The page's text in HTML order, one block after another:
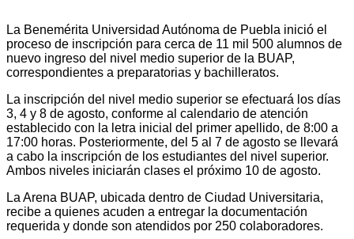
La Benemérita Universidad Autónoma de Puebla inició el
proceso de inscripción para cerca de 11 mil 500 alumnos de
nuevo ingreso del nivel medio superior de la BUAP,
correspondientes a preparatorias y bachilleratos.
La inscripción del nivel medio superior se efectuará los días
3, 4 y 8 de agosto, conforme al calendario de atención
establecido con la letra inicial del primer apellido, de 8:00 a
17:00 horas. Posteriormente, del 5 al 7 de agosto se llevará
a cabo la inscripción de los estudiantes del nivel superior.
Ambos niveles iniciarán clases el próximo 10 de agosto.
La Arena BUAP, ubicada dentro de Ciudad Universitaria,
recibe a quienes acuden a entregar la documentación
requerida y donde son atendidos por 250 colaboradores.